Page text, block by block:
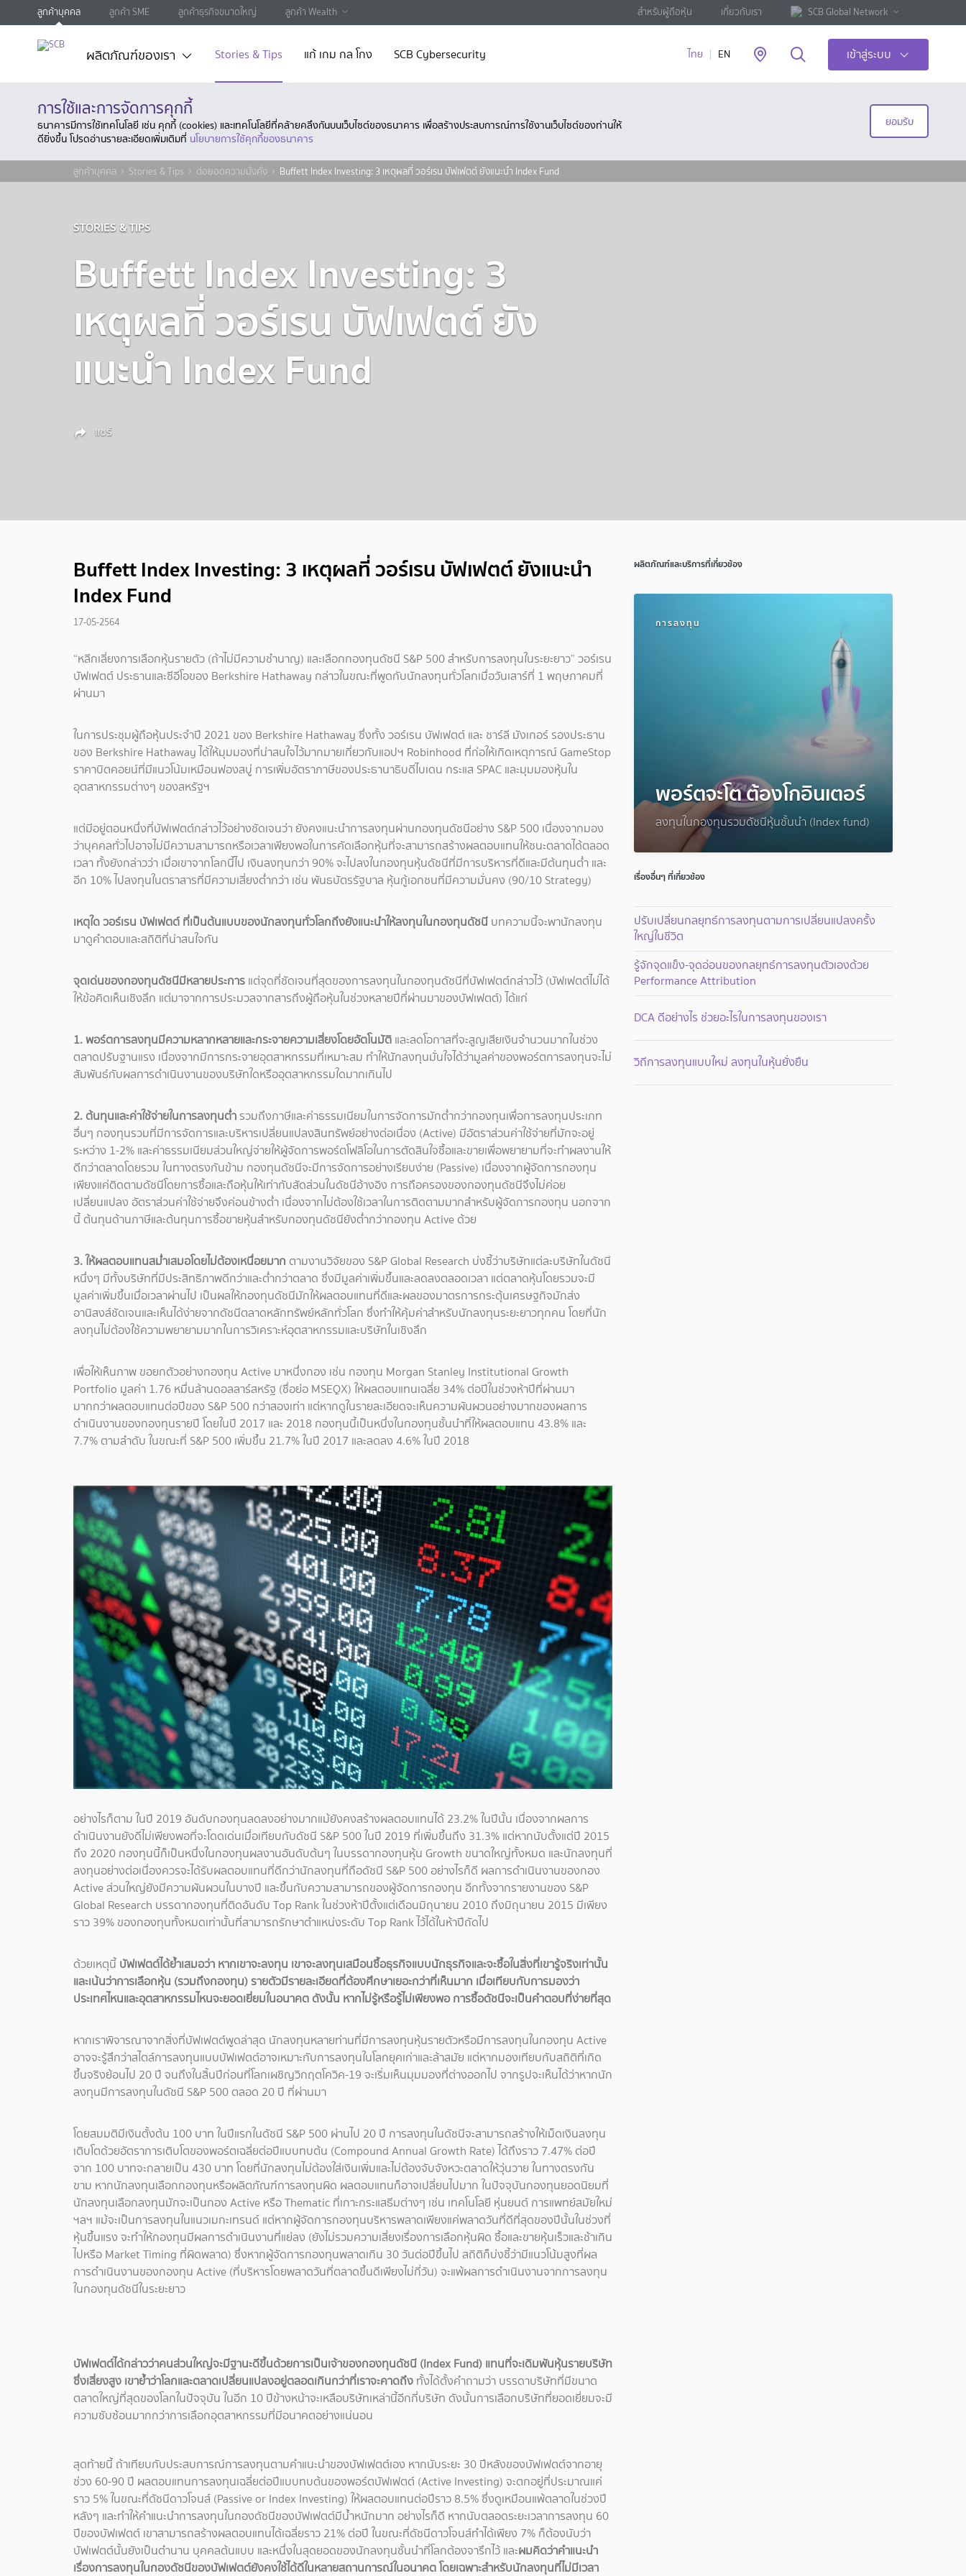
ลูกค้าบุคคล ลูกค้า SME ลูกค้าธุรกิจขนาดใหญ่ ลูกค้า Wealth สำหรับผู้ถือหุ้น เกี่ยวกับเรา SCB Global Network
ผลิตภัณฑ์ของเรา Stories & Tips แก้ เกม กล โกง SCB Cybersecurity ไทย EN เข้าสู่ระบบ
การใช้และการจัดการคุกกี้
ธนาคารมีการใช้เทคโนโลยี เช่น คุกกี้ (cookies) และเทคโนโลยีที่คล้ายคลึงกันบนเว็บไซต์ของธนาคาร เพื่อสร้างประสบการณ์การใช้งานเว็บไซต์ของท่านให้
ดียิ่งขึ้น โปรดอ่านรายละเอียดเพิ่มเติมที่ นโยบายการใช้คุกกี้ของธนาคาร
ยอมรับ
ลูกค้าบุคคล Stories & Tips ต่อยอดความมั่งคั่ง Buffett Index Investing: 3 เหตุผลที่ วอร์เรน บัฟเฟตต์ ยังแนะนำ Index Fund
STORIES & TIPS
Buffett Index Investing: 3
เหตุผลที่ วอร์เรน บัฟเฟตต์ ยัง
แนะนำ Index Fund
แชร์
Buffett Index Investing: 3 เหตุผลที่ วอร์เรน บัฟเฟตต์ ยังแนะนำ
Index Fund
17-05-2564
“หลีกเลี่ยงการเลือกหุ้นรายตัว (ถ้าไม่มีความชำนาญ) และเลือกกองทุนดัชนี S&P 500 สำหรับการลงทุนในระยะยาว” วอร์เรน
บัฟเฟตต์ ประธานและซีอีโอของ Berkshire Hathaway กล่าวในขณะที่พูดกับนักลงทุนทั่วโลกเมื่อวันเสาร์ที่ 1 พฤษภาคมที่
ผ่านมา
ในการประชุมผู้ถือหุ้นประจำปี 2021 ของ Berkshire Hathaway ซึ่งทั้ง วอร์เรน บัฟเฟตต์ และ ชาร์ลี มังเกอร์ รองประธาน
ของ Berkshire Hathaway ได้ให้มุมมองที่น่าสนใจไว้มากมายเกี่ยวกับแอปฯ Robinhood ที่ก่อให้เกิดเหตุการณ์ GameStop
ราคาบิตคอยน์ที่มีแนวโน้มเหมือนฟองสบู่ การเพิ่มอัตราภาษีของประธานาธิบดีไบเดน กระแส SPAC และมุมมองหุ้นใน
อุตสาหกรรมต่างๆ ของสหรัฐฯ
แต่มีอยู่ตอนหนึ่งที่บัฟเฟตต์กล่าวไว้อย่างชัดเจนว่า ยังคงแนะนำการลงทุนผ่านกองทุนดัชนีอย่าง S&P 500 เนื่องจากมอง
ว่าบุคคลทั่วไปอาจไม่มีความสามารถหรือเวลาเพียงพอในการคัดเลือกหุ้นที่จะสามารถสร้างผลตอบแทนให้ชนะตลาดได้ตลอด
เวลา ทั้งยังกล่าวว่า เมื่อเขาจากโลกนี้ไป เงินลงทุนกว่า 90% จะไปลงในกองทุนหุ้นดัชนีที่มีการบริหารที่ดีและมีต้นทุนต่ำ และ
อีก 10% ไปลงทุนในตราสารที่มีความเสี่ยงต่ำกว่า เช่น พันธบัตรรัฐบาล หุ้นกู้เอกชนที่มีความมั่นคง (90/10 Strategy)
เหตุใด วอร์เรน บัฟเฟตต์ ที่เป็นต้นแบบของนักลงทุนทั่วโลกถึงยังแนะนำให้ลงทุนในกองทุนดัชนี บทความนี้จะพานักลงทุน
มาดูคำตอบและสถิติที่น่าสนใจกัน
จุดเด่นของกองทุนดัชนีมีหลายประการ แต่จุดที่ชัดเจนที่สุดของการลงทุนในกองทุนดัชนีที่บัฟเฟตต์กล่าวไว้ (บัฟเฟตต์ไม่ได้
ให้ข้อคิดเห็นเชิงลึก แต่มาจากการประมวลจากสารถึงผู้ถือหุ้นในช่วงหลายปีที่ผ่านมาของบัฟเฟตต์) ได้แก่
1. พอร์ตการลงทุนมีความหลากหลายและกระจายความเสี่ยงโดยอัตโนมัติ และลดโอกาสที่จะสูญเสียเงินจำนวนมากในช่วง
ตลาดปรับฐานแรง เนื่องจากมีการกระจายอุตสาหกรรมที่เหมาะสม ทำให้นักลงทุนมั่นใจได้ว่ามูลค่าของพอร์ตการลงทุนจะไม่
สัมพันธ์กับผลการดำเนินงานของบริษัทใดหรืออุตสาหกรรมใดมากเกินไป
2. ต้นทุนและค่าใช้จ่ายในการลงทุนต่ำรวมถึงภาษีและค่าธรรมเนียมในการจัดการมักต่ำกว่ากองทุนเพื่อการลงทุนประเภท
อื่นๆ กองทุนรวมที่มีการจัดการและบริหารเปลี่ยนแปลงสินทรัพย์อย่างต่อเนื่อง (Active) มีอัตราส่วนค่าใช้จ่ายที่มักจะอยู่
ระหว่าง 1-2% และค่าธรรมเนียมส่วนใหญ่จ่ายให้ผู้จัดการพอร์ตโฟลิโอในการตัดสินใจซื้อและขายเพื่อพยายามที่จะทำผลงานให้
ดีกว่าตลาดโดยรวม ในทางตรงกันข้าม กองทุนดัชนีจะมีการจัดการอย่างเรียบง่าย (Passive) เนื่องจากผู้จัดการกองทุน
เพียงแค่ติดตามดัชนีโดยการซื้อและถือหุ้นให้เท่ากับสัดส่วนในดัชนีอ้างอิง การถือครองของกองทุนดัชนีจึงไม่ค่อย
เปลี่ยนแปลง อัตราส่วนค่าใช้จ่ายจึงค่อนข้างต่ำ เนื่องจากไม่ต้องใช้เวลาในการติดตามมากสำหรับผู้จัดการกองทุน นอกจาก
นี้ ต้นทุนด้านภาษีและต้นทุนการซื้อขายหุ้นสำหรับกองทุนดัชนียังต่ำกว่ากองทุน Active ด้วย
3. ให้ผลตอบแทนสม่ำเสมอโดยไม่ต้องเหนื่อยมาก ตามงานวิจัยของ S&P Global Research บ่งชี้ว่าบริษัทแต่ละบริษัทในดัชนี
หนึ่งๆ มีทั้งบริษัทที่มีประสิทธิภาพดีกว่าและต่ำกว่าตลาด ซึ่งมีมูลค่าเพิ่มขึ้นและลดลงตลอดเวลา แต่ตลาดหุ้นโดยรวมจะมี
มูลค่าเพิ่มขึ้นเมื่อเวลาผ่านไป เป็นผลให้กองทุนดัชนีมักให้ผลตอบแทนที่ดีและผลของมาตรการกระตุ้นเศรษฐกิจมักส่ง
อานิสงส์ชัดเจนและเห็นได้ง่ายจากดัชนีตลาดหลักทรัพย์หลักทั่วโลก ซึ่งทำให้คุ้มค่าสำหรับนักลงทุนระยะยาวทุกคน โดยที่นัก
ลงทุนไม่ต้องใช้ความพยายามมากในการวิเคราะห์อุตสาหกรรมและบริษัทในเชิงลึก
เพื่อให้เห็นภาพ ขอยกตัวอย่างกองทุน Active มาหนึ่งกอง เช่น กองทุน Morgan Stanley Institutional Growth
Portfolio มูลค่า 1.76 หมื่นล้านดอลลาร์สหรัฐ (ชื่อย่อ MSEQX) ให้ผลตอบแทนเฉลี่ย 34% ต่อปีในช่วงห้าปีที่ผ่านมา
มากกว่าผลตอบแทนต่อปีของ S&P 500 กว่าสองเท่า แต่หากดูในรายละเอียดจะเห็นความผันผวนอย่างมากของผลการ
ดำเนินงานของกองทุนรายปี โดยในปี 2017 และ 2018 กองทุนนี้เป็นหนึ่งในกองทุนชั้นนำที่ให้ผลตอบแทน 43.8% และ
7.7% ตามลำดับ ในขณะที่ S&P 500 เพิ่มขึ้น 21.7% ในปี 2017 และลดลง 4.6% ในปี 2018
อย่างไรก็ตาม ในปี 2019 อันดับกองทุนลดลงอย่างมากแม้ยังคงสร้างผลตอบแทนได้ 23.2% ในปีนั้น เนื่องจากผลการ
ดำเนินงานยังดีไม่เพียงพอที่จะโดดเด่นเมื่อเทียบกับดัชนี S&P 500 ในปี 2019 ที่เพิ่มขึ้นถึง 31.3% แต่หากนับตั้งแต่ปี 2015
ถึง 2020 กองทุนนี้ก็เป็นหนึ่งในกองทุนผลงานอันดับต้นๆ ในบรรดากองทุนหุ้น Growth ขนาดใหญ่ทั้งหมด และนักลงทุนที่
ลงทุนอย่างต่อเนื่องควรจะได้รับผลตอบแทนที่ดีกว่านักลงทุนที่ถือดัชนี S&P 500 อย่างไรก็ดี ผลการดำเนินงานของกอง
Active ส่วนใหญ่ยังมีความผันผวนในบางปี และขึ้นกับความสามารถของผู้จัดการกองทุน อีกทั้งจากรายงานของ S&P
Global Research บรรดากองทุนที่ติดอันดับ Top Rank ในช่วงห้าปีตั้งแต่เดือนมิถุนายน 2010 ถึงมิถุนายน 2015 มีเพียง
ราว 39% ของกองทุนทั้งหมดเท่านั้นที่สามารถรักษาตำแหน่งระดับ Top Rank ไว้ได้ในห้าปีถัดไป
ด้วยเหตุนี้ บัฟเฟตต์ได้ย้ำเสมอว่า หากเขาจะลงทุน เขาจะลงทุนเสมือนซื้อธุรกิจแบบนักธุรกิจและจะซื้อในสิ่งที่เขารู้จริงเท่านั้น
และเน้นว่าการเลือกหุ้น (รวมถึงกองทุน) รายตัวมีรายละเอียดที่ต้องศึกษาเยอะกว่าที่เห็นมาก เมื่อเทียบกับการมองว่า
ประเทศไหนและอุตสาหกรรมไหนจะยอดเยี่ยมในอนาคตดังนั้น หากไม่รู้หรือรู้ไม่เพียงพอ การซื้อดัชนีจะเป็นคำตอบที่ง่ายที่สุด
หากเราพิจารณาจากสิ่งที่บัฟเฟตต์พูดล่าสุด นักลงทุนหลายท่านที่มีการลงทุนหุ้นรายตัวหรือมีการลงทุนในกองทุน Active
อาจจะรู้สึกว่าสไตล์การลงทุนแบบบัฟเฟตต์อาจเหมาะกับการลงทุนในโลกยุคเก่าและล้าสมัย แต่หากมองเทียบกับสถิติที่เกิด
ขึ้นจริงย้อนไป 20 ปี จนถึงในสิ้นปีก่อนที่โลกเผชิญวิกฤตโควิค-19 จะเริ่มเห็นมุมมองที่ต่างออกไป จากรูปจะเห็นได้ว่าหากนัก
ลงทุนมีการลงทุนในดัชนี S&P 500 ตลอด 20 ปี ที่ผ่านมา
โดยสมมติมีเงินตั้งต้น 100 บาท ในปีแรกในดัชนี S&P 500 ผ่านไป 20 ปี การลงทุนในดัชนีจะสามารถสร้างให้เม็ดเงินลงทุน
เติบโตด้วยอัตราการเติบโตของพอร์ตเฉลี่ยต่อปีแบบทบต้น (Compound Annual Growth Rate) ได้ถึงราว 7.47% ต่อปี
จาก 100 บาทจะกลายเป็น 430 บาท โดยที่นักลงทุนไม่ต้องใส่เงินเพิ่มและไม่ต้องจับจังหวะตลาดให้วุ่นวาย ในทางตรงกัน
ขาม หากนักลงทุนเลือกกองทุนหรือผลิตภัณฑ์การลงทุนผิด ผลตอบแทนก็อาจเปลี่ยนไปมาก ในปัจจุบันกองทุนยอดนิยมที่
นักลงทุนเลือกลงทุนมักจะเป็นกอง Active หรือ Thematic ที่เกาะกระแสธีมต่างๆ เช่น เทคโนโลยี หุ่นยนต์ การแพทย์สมัยใหม่
ฯลฯ แม้จะเป็นการลงทุนในแนวเมกะเทรนด์ แต่หากผู้จัดการกองทุนบริหารพลาดเพียงแค่พลาดวันที่ดีที่สุดของปีนั้นในช่วงที่
หุ้นขึ้นแรง จะทำให้กองทุนมีผลการดำเนินงานที่แย่ลง (ยังไม่รวมความเสี่ยงเรื่องการเลือกหุ้นผิด ซื้อและขายหุ้นเร็วและช้าเกิน
ไปหรือ Market Timing ที่ผิดพลาด) ซึ่งหากผู้จัดการกองทุนพลาดเกิน 30 วันต่อปีขึ้นไป สถิติก็บ่งชี้ว่ามีแนวโน้มสูงที่ผล
การดำเนินงานของกองทุน Active (ที่บริหารโดยพลาดวันที่ตลาดขึ้นดีเพียงไม่กี่วัน) จะแพ้ผลการดำเนินงานจากการลงทุน
ในกองทุนดัชนีในระยะยาว
บัฟเฟตต์ได้กล่าวว่าคนส่วนใหญ่จะมีฐานะดีขึ้นด้วยการเป็นเจ้าของกองทุนดัชนี (Index Fund) แทนที่จะเดิมพันหุ้นรายบริษัท
ซึ่งเสี่ยงสูง เขาย้ำว่าโลกและตลาดเปลี่ยนแปลงอยู่ตลอดเกินกว่าที่เราจะคาดถึง ทั้งได้ตั้งคำถามว่า บรรดาบริษัทที่มีขนาด
ตลาดใหญ่ที่สุดของโลกในปัจจุบัน ในอีก 10 ปีข้างหน้าจะเหลือบริษัทเหล่านี้อีกกี่บริษัท ดังนั้นการเลือกบริษัทที่ยอดเยี่ยมจะมี
ความซับซ้อนมากกว่าการเลือกอุตสาหกรรมที่มีอนาคตอย่างแน่นอน
สุดท้ายนี้ ถ้าเทียบกับประสบการณ์การลงทุนตามคำแนะนำของบัฟเฟตต์เอง หากนับระยะ 30 ปีหลังของบัฟเฟตต์จากอายุ
ช่วง 60-90 ปี ผลตอบแทนการลงทุนเฉลี่ยต่อปีแบบทบต้นของพอร์ตบัฟเฟตต์ (Active Investing) จะตกอยู่ที่ประมาณแค่
ราว 5% ในขณะที่ดัชนีดาวโจนส์ (Passive or Index Investing) ให้ผลตอบแทนต่อปีราว 8.5% ซึ่งดูเหมือนแพ้ตลาดในช่วงปี
หลังๆ และทำให้คำแนะนำการลงทุนในกองดัชนีของบัฟเฟตต์มีน้ำหนักมาก อย่างไรก็ดี หากนับตลอดระยะเวลาการลงทุน 60
ปีของบัฟเฟตต์ เขาสามารถสร้างผลตอบแทนได้เฉลี่ยราว 21% ต่อปี ในขณะที่ดัชนีดาวโจนส์ทำได้เพียง 7% ก็ต้องนับว่า
บัฟเฟตต์นั้นยังเป็นตำนาน บุคคลต้นแบบ และหนึ่งในสุดยอดของนักลงทุนชั้นนำที่โลกต้องจารึกไว้ และผมคิดว่าคำแนะนำ
เรื่องการลงทุนในกองดัชนีของบัฟเฟตต์ยังคงใช้ได้ดีในหลายสถานการณ์ในอนาคต โดยเฉพาะสำหรับนักลงทุนที่ไม่มีเวลา
ผลิตภัณฑ์และบริการที่เกี่ยวข้อง
การลงทุน
พอร์ตจะโต ต้องโกอินเตอร์
ลงทุนในกองทุนรวมดัชนีหุ้นชั้นนำ (Index fund)
เรื่องอื่นๆ ที่เกี่ยวข้อง
ปรับเปลี่ยนกลยุทธ์การลงทุนตามการเปลี่ยนแปลงครั้ง
ใหญ่ในชีวิต
รู้จักจุดแข็ง-จุดอ่อนของกลยุทธ์การลงทุนตัวเองด้วย
Performance Attribution
DCA ดีอย่างไร ช่วยอะไรในการลงทุนของเรา
วิถีการลงทุนแบบใหม่ ลงทุนในหุ้นยั่งยืน